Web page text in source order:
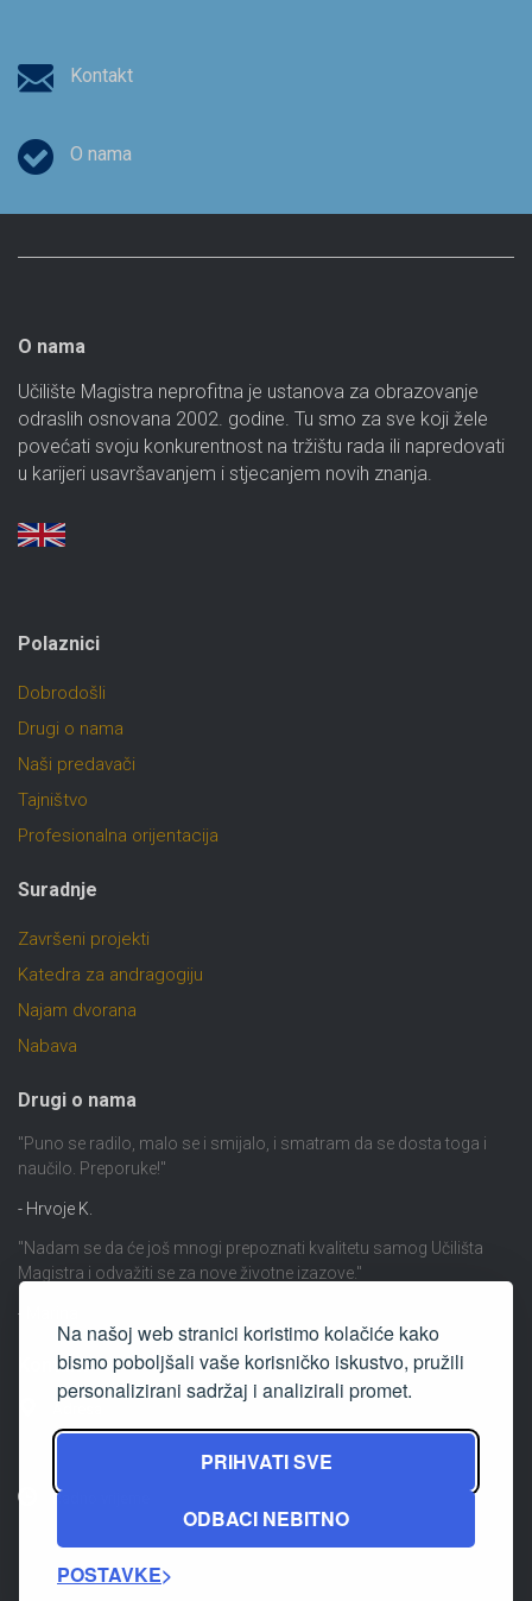
Na našoj web stranici koristimo kolačiće kako
bismo poboljšali vaše korisničko iskustvo, pružili
personalizirani sadržaj i analizirali promet.
PRIHVATI SVE
ODBACI NEBITNO
POSTAVKE
Kontakt
O nama
O nama
Učilište Magistra neprofitna je ustanova za obrazovanje
odraslih osnovana 2002. godine. Tu smo za sve koji žele
povećati svoju konkurentnost na tržištu rada ili napredovati
u karijeri usavršavanjem i stjecanjem novih znanja.
Polaznici
Dobrodošli
Drugi o nama
Naši predavači
Tajništvo
Profesionalna orijentacija
Suradnje
Završeni projekti
Katedra za andragogiju
Najam dvorana
Nabava
Drugi o nama
"Puno se radilo, malo se i smijalo, i smatram da se dosta toga i
naučilo. Preporuke!"
- Hrvoje K.
"Nadam se da će još mnogi prepoznati kvalitetu samog Učilišta
Magistra i odvažiti se za nove životne izazove."
- Marina
Kontakt
Radno vrijeme